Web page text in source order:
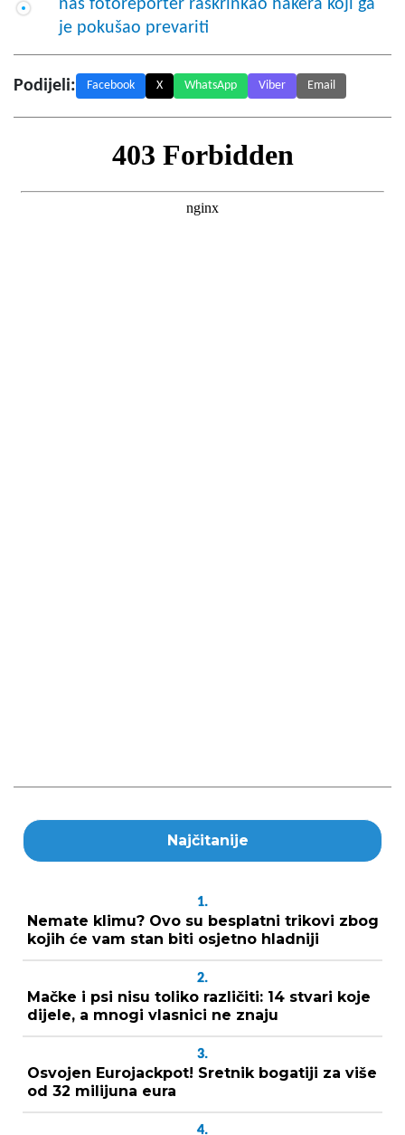
naš fotoreporter raskrinkao hakera koji ga
je pokušao prevariti
Podijeli: Facebook X WhatsApp Viber Email
Najčitanije
1.
Nemate klimu? Ovo su besplatni trikovi zbog
kojih će vam stan biti osjetno hladniji
2.
Mačke i psi nisu toliko različiti: 14 stvari koje
dijele, a mnogi vlasnici ne znaju
3.
Osvojen Eurojackpot! Sretnik bogatiji za više
od 32 milijuna eura
4.